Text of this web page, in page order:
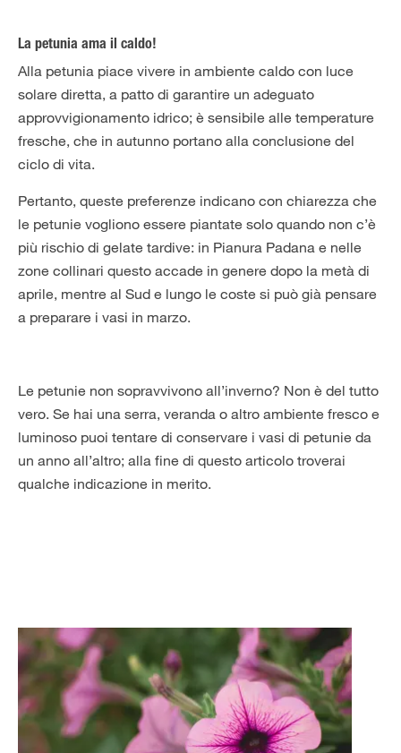
La petunia ama il caldo!
Alla petunia piace vivere in ambiente caldo con luce
solare diretta, a patto di garantire un adeguato
approvvigionamento idrico; è sensibile alle temperature
fresche, che in autunno portano alla conclusione del
ciclo di vita.
Pertanto, queste preferenze indicano con chiarezza che
le petunie vogliono essere piantate solo quando non c’è
più rischio di gelate tardive: in Pianura Padana e nelle
zone collinari questo accade in genere dopo la metà di
aprile, mentre al Sud e lungo le coste si può già pensare
a preparare i vasi in marzo.
Le petunie non sopravvivono all’inverno? Non è del tutto
vero. Se hai una serra, veranda o altro ambiente fresco e
luminoso puoi tentare di conservare i vasi di petunie da
un anno all’altro; alla fine di questo articolo troverai
qualche indicazione in merito.